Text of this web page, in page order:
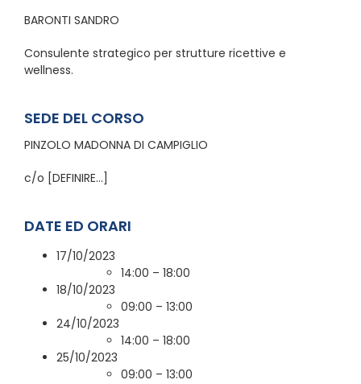
BARONTI SANDRO
Consulente strategico per strutture ricettive e
wellness.
SEDE DEL CORSO
PINZOLO MADONNA DI CAMPIGLIO
c/o [DEFINIRE…]
DATE ED ORARI
17/10/2023
14:00 – 18:00
18/10/2023
09:00 – 13:00
24/10/2023
14:00 – 18:00
25/10/2023
09:00 – 13:00